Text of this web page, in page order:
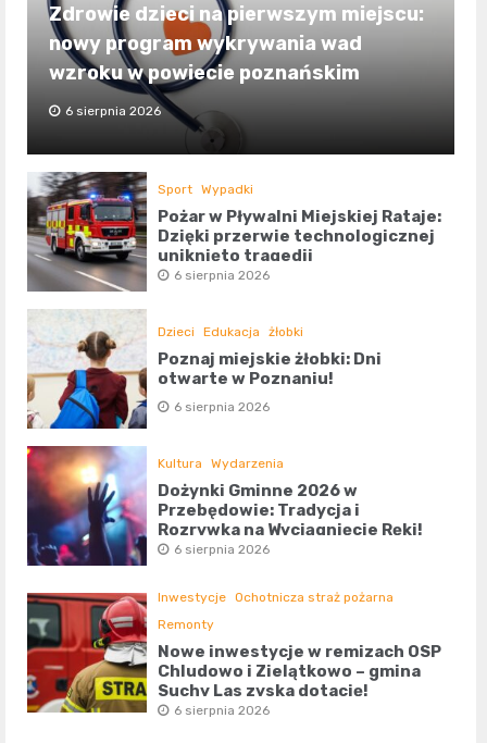
Zdrowie dzieci na pierwszym miejscu:
nowy program wykrywania wad
wzroku w powiecie poznańskim
6 sierpnia 2026
Sport Wypadki
Pożar w Pływalni Miejskiej Rataje:
Dzięki przerwie technologicznej
uniknięto tragedii
6 sierpnia 2026
Dzieci Edukacja żłobki
Poznaj miejskie żłobki: Dni
otwarte w Poznaniu!
6 sierpnia 2026
Kultura Wydarzenia
Dożynki Gminne 2026 w
Przebędowie: Tradycja i
Rozrywka na Wyciągnięcie Ręki!
6 sierpnia 2026
Inwestycje Ochotnicza straż pożarna
Remonty
Nowe inwestycje w remizach OSP
Chludowo i Zielątkowo – gmina
Suchy Las zyska dotację!
6 sierpnia 2026